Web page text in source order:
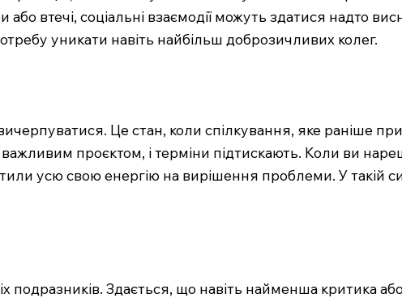
втечі, соціальні взаємодії можуть здатися надто
уникати навіть найбільш доброзичливих колег.
Це стан, коли спілкування, яке раніше
проєктом, і терміни підтискають. Коли ви
усю свою енергію на вирішення проблеми. У такій
подразників. Здається, що навіть найменша критика